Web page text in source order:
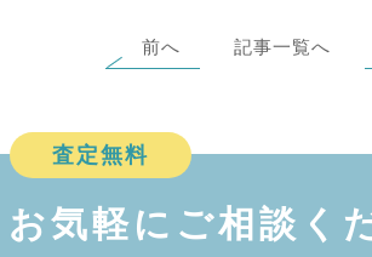
前へ 記事一覧へ
査定無料
お気軽にご相談く